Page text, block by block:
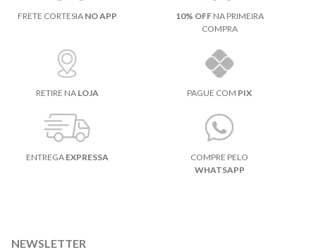
FRETE CORTESIA NO APP 10% OFFNA PRIMEIRA
COMPRA
RETIRE NA LOJA PAGUE COM PIX
ENTREGA EXPRESSA
COMPRE PELO
WHATSAPP
NEWSLETTER